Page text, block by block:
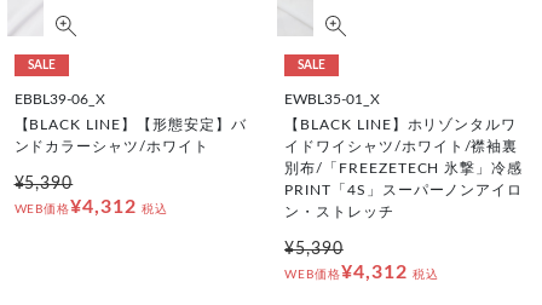
SALE
EBBL39-06_X
【BLACK LINE】【形態安定】バ
ンドカラーシャツ/ホワイト
¥5,390
WEB価格¥4,312 税込
SALE
EWBL35-01_X
【BLACK LINE】ホリゾンタルワ
イドワイシャツ/ホワイト/襟袖裏
別布/「FREEZETECH 氷撃」冷感
PRINT「4S」スーパーノンアイロ
ン・ストレッチ
¥5,390
WEB価格¥4,312 税込